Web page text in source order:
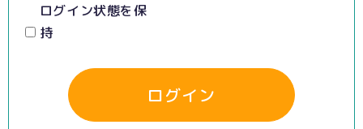
ログイン状態を保
持
ログイン